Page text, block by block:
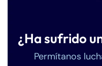
¿Ha sufrido
Permítanos